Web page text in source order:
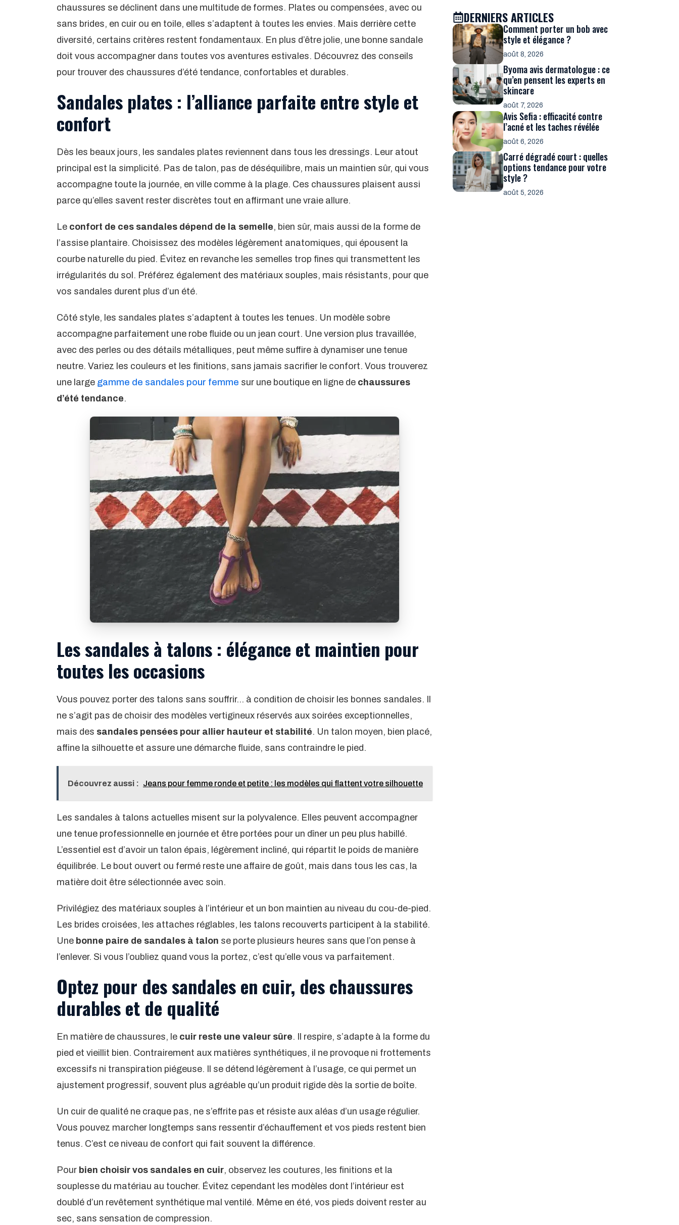
chaussures se déclinent dans une multitude de formes. Plates ou compensées, avec ou
sans brides, en cuir ou en toile, elles s’adaptent à toutes les envies. Mais derrière cette
diversité, certains critères restent fondamentaux. En plus d’être jolie, une bonne sandale
doit vous accompagner dans toutes vos aventures estivales. Découvrez des conseils
pour trouver des chaussures d’été tendance, confortables et durables.
Sandales plates : l’alliance parfaite entre style et
confort
Dès les beaux jours, les sandales plates reviennent dans tous les dressings. Leur atout
principal est la simplicité. Pas de talon, pas de déséquilibre, mais un maintien sûr, qui vous
accompagne toute la journée, en ville comme à la plage. Ces chaussures plaisent aussi
parce qu’elles savent rester discrètes tout en affirmant une vraie allure.
Le confort de ces sandales dépend de la semelle, bien sûr, mais aussi de la forme de
l’assise plantaire. Choisissez des modèles légèrement anatomiques, qui épousent la
courbe naturelle du pied. Évitez en revanche les semelles trop fines qui transmettent les
irrégularités du sol. Préférez également des matériaux souples, mais résistants, pour que
vos sandales durent plus d’un été.
Côté style, les sandales plates s’adaptent à toutes les tenues. Un modèle sobre
accompagne parfaitement une robe fluide ou un jean court. Une version plus travaillée,
avec des perles ou des détails métalliques, peut même suffire à dynamiser une tenue
neutre. Variez les couleurs et les finitions, sans jamais sacrifier le confort. Vous trouverez
une large gamme de sandales pour femme sur une boutique en ligne de chaussures
d’été tendance.
Les sandales à talons : élégance et maintien pour
toutes les occasions
Vous pouvez porter des talons sans souffrir… à condition de choisir les bonnes sandales. Il
ne s’agit pas de choisir des modèles vertigineux réservés aux soirées exceptionnelles,
mais des sandales pensées pour allier hauteur et stabilité. Un talon moyen, bien placé,
affine la silhouette et assure une démarche fluide, sans contraindre le pied.
Découvrez aussi : Jeans pour femme ronde et petite : les modèles qui flattent votre silhouette
Les sandales à talons actuelles misent sur la polyvalence. Elles peuvent accompagner
une tenue professionnelle en journée et être portées pour un dîner un peu plus habillé.
L’essentiel est d’avoir un talon épais, légèrement incliné, qui répartit le poids de manière
équilibrée. Le bout ouvert ou fermé reste une affaire de goût, mais dans tous les cas, la
matière doit être sélectionnée avec soin.
Privilégiez des matériaux souples à l’intérieur et un bon maintien au niveau du cou-de-pied.
Les brides croisées, les attaches réglables, les talons recouverts participent à la stabilité.
Une bonne paire de sandales à talon se porte plusieurs heures sans que l’on pense à
l’enlever. Si vous l’oubliez quand vous la portez, c’est qu’elle vous va parfaitement.
Optez pour des sandales en cuir, des chaussures
durables et de qualité
En matière de chaussures, le cuir reste une valeur sûre. Il respire, s’adapte à la forme du
pied et vieillit bien. Contrairement aux matières synthétiques, il ne provoque ni frottements
excessifs ni transpiration piégeuse. Il se détend légèrement à l’usage, ce qui permet un
ajustement progressif, souvent plus agréable qu’un produit rigide dès la sortie de boîte.
Un cuir de qualité ne craque pas, ne s’effrite pas et résiste aux aléas d’un usage régulier.
Vous pouvez marcher longtemps sans ressentir d’échauffement et vos pieds restent bien
tenus. C’est ce niveau de confort qui fait souvent la différence.
Pour bien choisir vos sandales en cuir, observez les coutures, les finitions et la
souplesse du matériau au toucher. Évitez cependant les modèles dont l’intérieur est
doublé d’un revêtement synthétique mal ventilé. Même en été, vos pieds doivent rester au
sec, sans sensation de compression.
DERNIERS ARTICLES
Comment porter un bob avec
style et élégance ?
août 8, 2026
Byoma avis dermatologue : ce
qu’en pensent les experts en
skincare
août 7, 2026
Avis Sefia : efficacité contre
l’acné et les taches révélée
août 6, 2026
Carré dégradé court : quelles
options tendance pour votre
style ?
août 5, 2026